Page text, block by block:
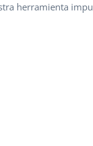
herramienta